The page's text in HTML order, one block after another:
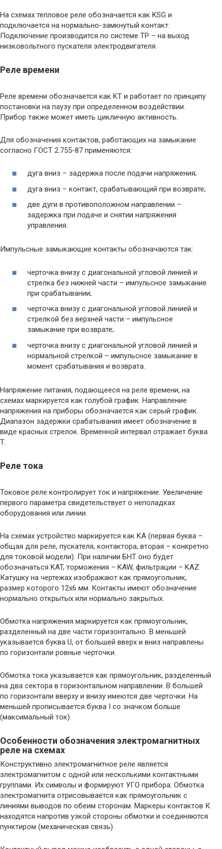
На схемах тепловое реле обозначается как KSG и
подключается на нормально-замкнутый контакт.
Подключение производится по системе ТР – на выход
низковольтного пускателя электродвигателя.
Реле времени
Реле времени обозначается как KT и работает по принципу
постановки на паузу при определенном воздействии.
Прибор также может иметь цикличную активность.
Для обозначения контактов, работающих на замыкание
согласно ГОСТ 2.755-87 применяются:
дуга вниз – задержка после подачи напряжения;
дуга вниз – контакт, срабатывающий при возврате;
две дуги в противоположном направлении –
задержка при подаче и снятии напряжения
управления.
Импульсные замыкающие контакты обозначаются так:
черточка внизу с диагональной угловой линией и
стрелка без нижней части – импульсное замыкание
при срабатывании;
черточка внизу с диагональной угловой линией и
стрелкой без верхней части – импульсное
замыкание при возврате;
черточка внизу с диагональной угловой линией и
нормальной стрелкой – импульсное замыкание в
момент срабатывания и возврата.
Напряжение питания, подающееся на реле времени, на
схемах маркируется как голубой график. Направление
напряжения на приборы обозначается как серый график.
Диапазон задержки срабатывания имеет обозначение в
виде красных стрелок. Временной интервал отражает буква
Т.
Реле тока
Токовое реле контролирует ток и напряжение. Увеличение
первого параметра свидетельствует о неполадках
оборудования или линии.
На схемах устройство маркируется как KA (первая буква –
общая для реле, пускателя, контактора, вторая – конкретно
для токовой модели). При наличии БНТ оно будет
обозначаться KAT, торможения – KAW, фильтрации – KAZ.
Катушку на чертежах изображают как прямоугольник,
размер которого 12х6 мм. Контакты имеют обозначение
нормально открытых или нормально закрытых.
Обмотка напряжения маркируется как прямоугольник,
разделенный на две части горизонтально. В меньшей
указывается буква U, от большей вверх и вниз направлены
по горизонтали ровные черточки.
Обмотка тока указывается как прямоугольник, разделенный
на два сектора в горизонтальном направлении. В большей
по горизонтали вверху и внизу имеются две черточки. На
меньшей прописывается буква I со значком больше
(максимальный ток).
Особенности обозначения электромагнитных
реле на схемах
Конструктивно электромагнитное реле является
электромагнитом с одной или несколькими контактными
группами. Их символы и формируют УГО прибора. Обмотка
электромагнита отрисовывается как прямоугольник с
линиями выводов по обеим сторонам. Маркеры контактов К
находятся напротив узкой стороны обмотки и соединяются
пунктиром (механическая связь).